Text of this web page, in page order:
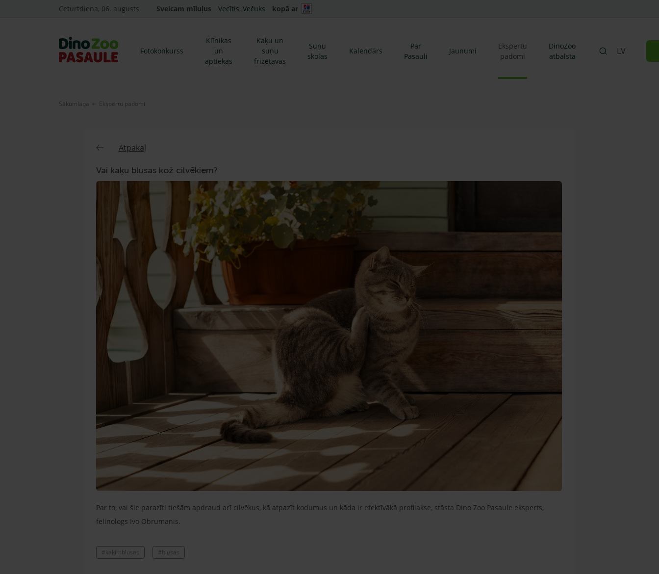
Ceturtdiena, 06. augusts Sveicam mīluļus Vecītis, Večuks kopā ar
Fotokonkurss
Klīnikas
un
aptiekas
Kaķu un
suņu
frizētavas
Suņu
skolas
Kalendārs
Par
Pasauli
Jaunumi
Ekspertu
padomi
DinoZoo
atbalsta
LV
Sākumlapa Ekspertu padomi
Atpakaļ
Vai kaķu blusas kož cilvēkiem?
Par to, vai šie parazīti tiešām apdraud arī cilvēkus, kā atpazīt kodumus un kāda ir efektīvākā profilakse, stāsta Dino Zoo Pasaule eksperts,
felinologs Ivo Obrumanis.
#kakimblusas #blusas